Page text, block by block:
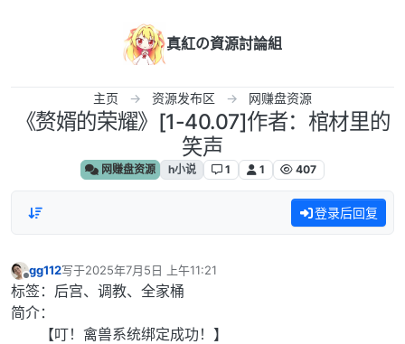
真紅の資源討論組
主页 资源发布区 网赚盘资源
《赘婿的荣耀》[1-40.07]作者：棺材里的
笑声
网赚盘资源 h小说 1 1 407
登录后回复
离线
gg112写于2025年7月5日 上午11:21
最后由 编辑
标签：后宫、调教、全家桶
简介：
【叮！禽兽系统绑定成功！】